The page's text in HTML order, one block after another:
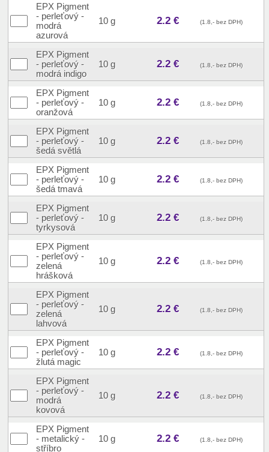
EPX Pigment
- perleťový -
modrá
azurová
10 g 2.2 € (1.8,- bez DPH)
EPX Pigment
- perleťový -
modrá indigo
10 g 2.2 € (1.8,- bez DPH)
EPX Pigment
- perleťový -
oranžová
10 g 2.2 € (1.8,- bez DPH)
EPX Pigment
- perleťový -
šedá světlá
10 g 2.2 € (1.8,- bez DPH)
EPX Pigment
- perleťový -
šedá tmavá
10 g 2.2 € (1.8,- bez DPH)
EPX Pigment
- perleťový -
tyrkysová
10 g 2.2 € (1.8,- bez DPH)
EPX Pigment
- perleťový -
zelená
hrášková
10 g 2.2 € (1.8,- bez DPH)
EPX Pigment
- perleťový -
zelená
lahvová
10 g 2.2 € (1.8,- bez DPH)
EPX Pigment
- perleťový -
žlutá magic
10 g 2.2 € (1.8,- bez DPH)
EPX Pigment
- perleťový -
modrá
kovová
10 g 2.2 € (1.8,- bez DPH)
EPX Pigment
- metalický -
stříbro
10 g 2.2 € (1.8,- bez DPH)